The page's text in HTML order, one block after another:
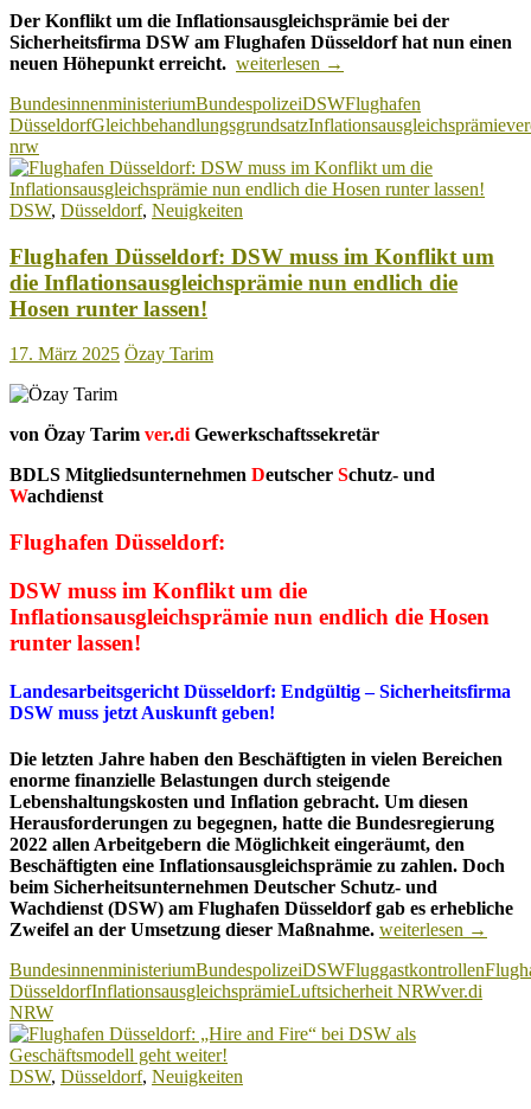
Der Konflikt um die Inflationsausgleichsprämie bei der
Sicherheitsfirma DSW am Flughafen Düsseldorf hat nun einen
neuen Höhepunkt erreicht. Flughafen
Streit
um
Inflationsausgleichsprämie
bei
DSW
weiter
–
Ein
weiterlesen →
BundesinnenministeriumBundespolizeiDSWFlughafen
DüsseldorfGleichbehandlungsgrundsatzInflationsausgleichsprämie
nrw
DSW, Düsseldorf, Neuigkeiten
Flughafen Düsseldorf: DSW muss im Konflikt um
die Inflationsausgleichsprämie nun endlich die
Hosen runter lassen!
17. März 2025 Özay Tarim
von Özay Tarim ver.diGewerkschaftssekretär
BDLS Mitgliedsunternehmen Deutscher Schutz- und
Wachdienst
Flughafen Düsseldorf:
DSW muss im Konflikt um die
Inflationsausgleichsprämie nun endlich die Hosen
runter lassen!
Landesarbeitsgericht Düsseldorf: Endgültig – Sicherheitsfirma
DSW muss jetzt Auskunft geben!
Die letzten Jahre haben den Beschäftigten in vielen Bereichen
enorme finanzielle Belastungen durch steigende
Lebenshaltungskosten und Inflation gebracht. Um diesen
Herausforderungen zu begegnen, hatte die Bundesregierung
2022 allen Arbeitgebern die Möglichkeit eingeräumt, den
Beschäftigten eine Inflationsausgleichsprämie zu zahlen. Doch
beim Sicherheitsunternehmen Deutscher Schutz- und
Wachdienst (DSW) am Flughafen Düsseldorf gab es erhebliche
Zweifel an der Umsetzung dieser Maßnahme. Flughafen
DSW
muss
Konflikt
weiterlesen →
BundesinnenministeriumBundespolizeiDSWFluggastkontrollen
DüsseldorfInflationsausgleichsprämieLuftsicherheit NRWver.di
NRW
DSW, Düsseldorf, Neuigkeiten